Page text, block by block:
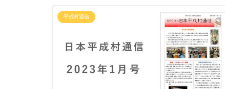
平成村通信